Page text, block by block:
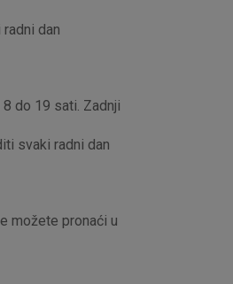
dan
do 19 sati. Zadnji
svaki radni dan
možete pronaći u